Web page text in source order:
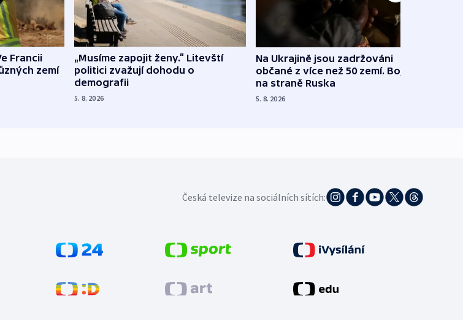
Francii
zemí
„Musíme zapojit ženy.“ Litevští
politici zvažují dohodu o
demografii
5. 8. 2026
Na Ukrajině jsou zadržováni
občané z více než 50 zemí. Bojovali
na straně Ruska
5. 8. 2026
Česká televize na sociálních sítích: